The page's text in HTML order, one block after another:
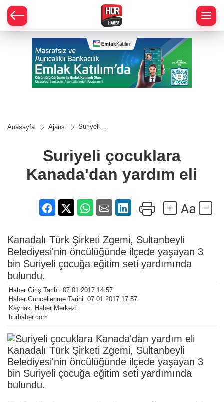
Anasayfa Ajans
Suriyeli
yardım eli
Suriyeli çocuklara
Kanada'dan yardım eli
Kanadalı Türk Şirketi Zgemi, Sultanbeyli
Belediyesi'nin öncülüğünde ilçede yaşayan 3
bin Suriyeli çocuğa eğitim seti yardımında
bulundu.
Haber Giriş Tarihi: 07.01.2017 14:57
Haber Güncellenme Tarihi: 07.01.2017 17:57
Kaynak: Haber Merkezi
hurhaber.com
Kanadalı Türk Şirketi Zgemi, Sultanbeyli
Belediyesi'nin öncülüğünde ilçede yaşayan 3
bin Suriyeli çocuğa eğitim seti yardımında
bulundu.